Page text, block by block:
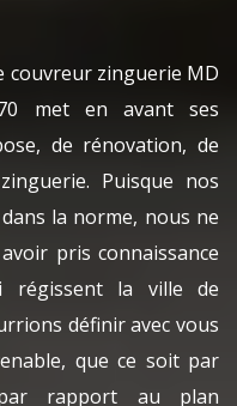
couvreur zinguerie MD
met en avant ses
de rénovation, de
Puisque nos
la norme, nous ne
pris connaissance
régissent la ville de
définir avec vous
que ce soit par
rapport au plan